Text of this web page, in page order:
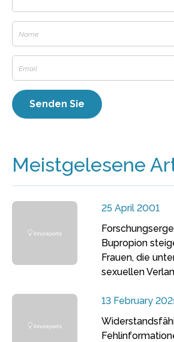
Meistgelesene
25 April 2001
Bupropion
Frauen, die
sexuellen
13 February